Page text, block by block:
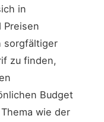
in
Preisen
sorgfältiger
zu finden,
Budget
wie der